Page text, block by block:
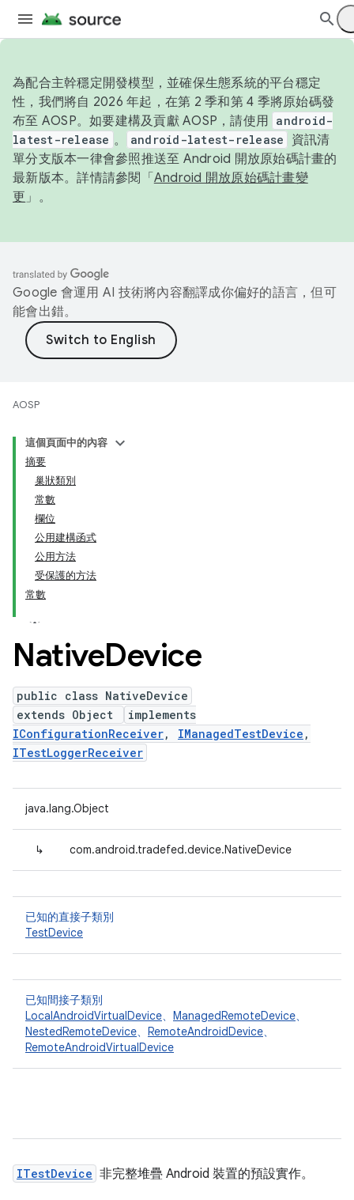
為配合主幹穩定開發模型，並確保生態系統的平台穩定
性，我們將自 2026 年起，在第 2 季和第 4 季將原始碼發
布至 AOSP。如要建構及貢獻 AOSP，請使用 android-
latest-release 。 android-latest-release
資訊清
單分支版本一律會參照推送至 Android 開放原始碼計畫的
最新版本。詳情請參閱「 Android 開放原始碼計畫變
更 」。
Google 會運用 AI 技術將內容翻譯成你偏好的語言，但可
能會出錯。
AOSP
這個頁面中的內容
摘要
巢狀類別
常數
欄位
公用建構函式
公用方法
受保護的方法
常數
NativeDevice
public class NativeDevice
extends Object
implements
IConfigurationReceiver, IManagedTestDevice ,
ITestLoggerReceiver
java.lang.Object
↳ com.android.tradefed.device.NativeDevice
已知的直接子類別
TestDevice
已知間接子類別
LocalAndroidVirtualDevice、 ManagedRemoteDevice、
NestedRemoteDevice、 RemoteAndroidDevice、
RemoteAndroidVirtualDevice
ITestDevice 非完整堆疊 Android 裝置的預設實作。